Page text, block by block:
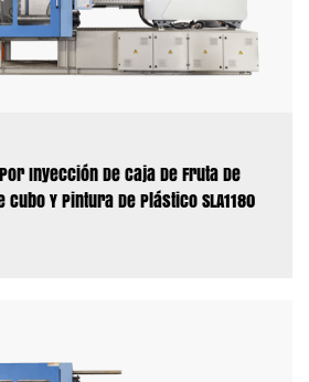
Inyección De Caja De Fruta De
Cubo Y Pintura De Plástico SLA1180